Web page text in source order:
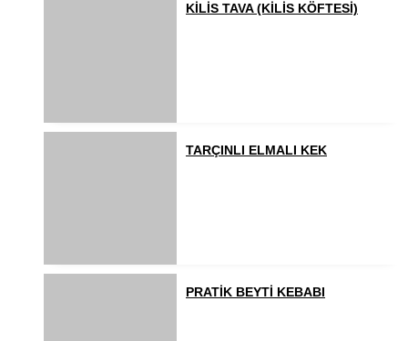
KİLİS TAVA (KİLİS KÖFTESİ)
TARÇINLI ELMALI KEK
PRATİK BEYTİ KEBABI